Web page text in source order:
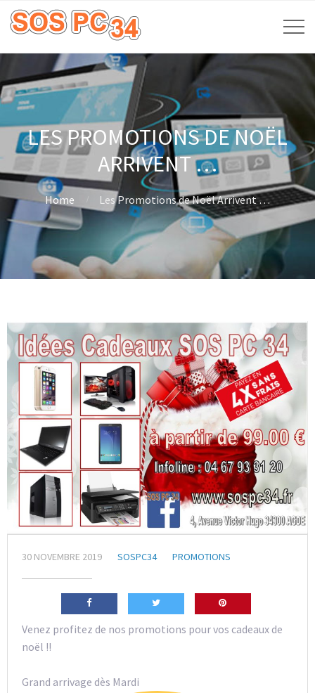
LES PROMOTIONS DE NOËL
ARRIVENT …
Home Les Promotions de Noël Arrivent …
30 NOVEMBRE 2019 SOSPC34 PROMOTIONS
Venez profitez de nos promotions pour vos cadeaux de
noël !!
Grand arrivage dès Mardi